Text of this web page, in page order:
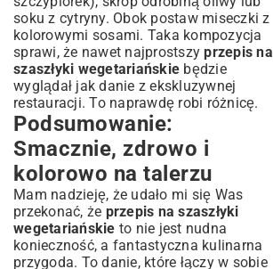
soku z cytryny. Obok postaw miseczki z
kolorowymi sosami. Taka kompozycja
sprawi, że nawet najprostszyprzepis na
szaszłyki wegetariańskie będzie
wyglądał jak danie z ekskluzywnej
restauracji. To naprawdę robi różnicę.
Podsumowanie:
Smacznie, zdrowo i
kolorowo na talerzu
Mam nadzieję, że udało mi się Was
przekonać, że przepis na szaszłyki
wegetariańskie to nie jest nudna
konieczność, a fantastyczna kulinarna
przygoda. To danie, które łączy w sobie